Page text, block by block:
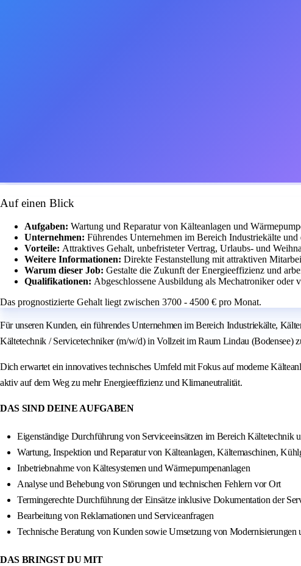
Auf einen Blick
Aufgaben: Wartung und Reparatur von Kälteanlagen und
Unternehmen: Führendes Unternehmen im Bereich Industriekälte
Vorteile: Attraktives Gehalt, unbefristeter Vertrag, Urlaubs- und
Weitere Informationen: Direkte Festanstellung mit attraktiven
Warum dieser Job: Gestalte die Zukunft der Energieeffizienz und
Qualifikationen: Abgeschlossene Ausbildung als Mechatroniker
Das prognostizierte Gehalt liegt zwischen 3700 - 4500 € pro Monat.
Für unseren Kunden, ein führendes Unternehmen im Bereich Industriekälte,
Kältetechnik / Servicetechniker (m/w/d) in Vollzeit im Raum Lindau (Bodensee)
Dich erwartet ein innovatives technisches Umfeld mit Fokus auf moderne
aktiv auf dem Weg zu mehr Energieeffizienz und Klimaneutralität.
DAS SIND DEINE AUFGABEN
Eigenständige Durchführung von Serviceeinsätzen im Bereich Kältetechnik
Wartung, Inspektion und Reparatur von Kälteanlagen, Kältemaschinen,
Inbetriebnahme von Kältesystemen und Wärmepumpenanlagen
Analyse und Behebung von Störungen und technischen Fehlern vor Ort
Termingerechte Durchführung der Einsätze inklusive Dokumentation der
Bearbeitung von Reklamationen und Serviceanfragen
Technische Beratung von Kunden sowie Umsetzung von Modernisierungen
DAS BRINGST DU MIT